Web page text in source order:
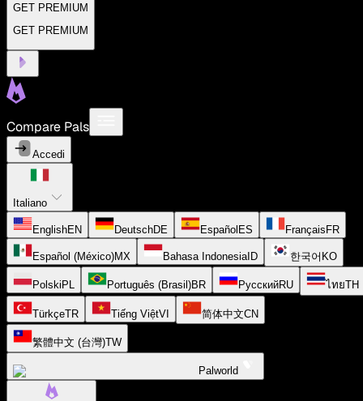
GET PREMIUM
GET PREMIUM
Compare Pals
Accedi
Italiano
EnglishEN DeutschDE EspañolES FrançaisFR
Español (México)MX Bahasa IndonesiaID 한국어 KO
PolskiPL Português (Brasil)BR РусскийRU ไทยTH
TürkçeTR Tiếng ViệtVI 简体中文CN
繁體中文 (台灣)TW
Palworld